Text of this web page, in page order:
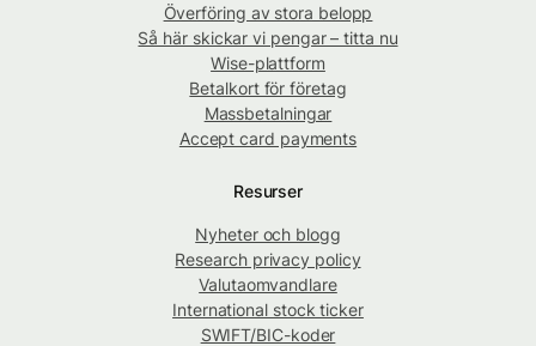
Överföring av stora belopp
Så här skickar vi pengar – titta nu
Wise-plattform
Betalkort för företag
Massbetalningar
Accept card payments
Resurser
Nyheter och blogg
Research privacy policy
Valutaomvandlare
International stock ticker
SWIFT/BIC-koder